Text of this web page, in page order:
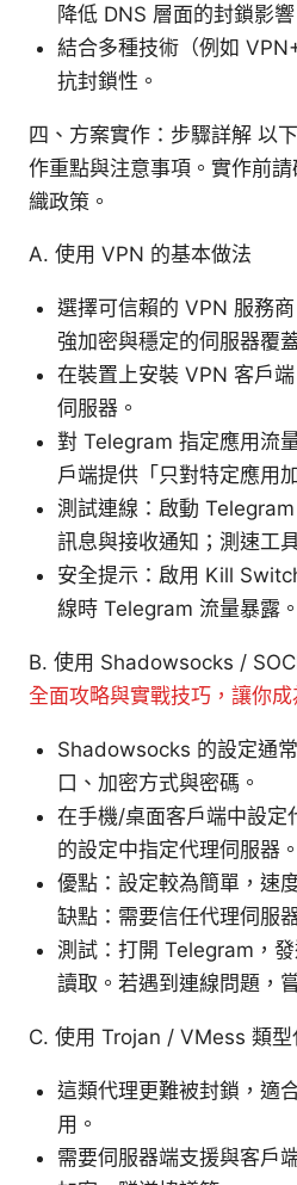
降低 DNS 層面的封鎖影響
結合多種技術（例如
抗封鎖性。
四、方案實作：步驟詳解 以
作重點與注意事項。實作前
織政策。
A. 使用 VPN 的基本做法
選擇可信賴的 VPN 服務
強加密與穩定的伺服器覆
在裝置上安裝 VPN 客戶
伺服器。
對 Telegram 指定應用流
戶端提供「只對特定應用
測試連線：啟動
訊息與接收通知；測速工
安全提示：啟用 Kill
線時 Telegram 流量暴露。
B. 使用 Shadowsocks /
全面攻略與實戰技巧，讓你
Shadowsocks 的設定通
口、加密方式與密碼。
在手機/桌面客戶端中設定
的設定中指定代理伺服器。
優點：設定較為簡單，速
缺點：需要信任代理伺服
測試：打開 Telegram，
讀取。若遇到連線問題，
C. 使用 Trojan / VMess 類型
這類代理更難被封鎖，適
用。
需要伺服器端支援與客戶